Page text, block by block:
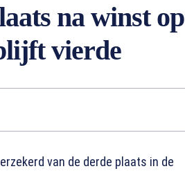
na winst op
vierde
van de derde plaats in de